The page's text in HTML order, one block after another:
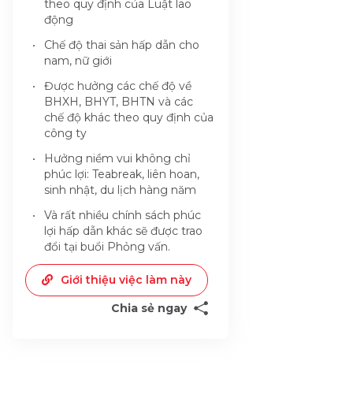
theo quy định của Luật lao
động
Chế độ thai sản hấp dẫn cho
nam, nữ giới
Được hưởng các chế độ về
BHXH, BHYT, BHTN và các
chế độ khác theo quy định của
công ty
Hưởng niềm vui không chỉ
phúc lợi: Teabreak, liên hoan,
sinh nhật, du lịch hàng năm
Và rất nhiều chính sách phúc
lợi hấp dẫn khác sẽ được trao
đổi tại buổi Phỏng vấn.
Giới thiệu việc làm này
Chia sẻ ngay